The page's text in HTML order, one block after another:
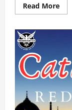
Read MoreRead